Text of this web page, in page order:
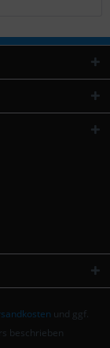
und ggf.
beschrieben